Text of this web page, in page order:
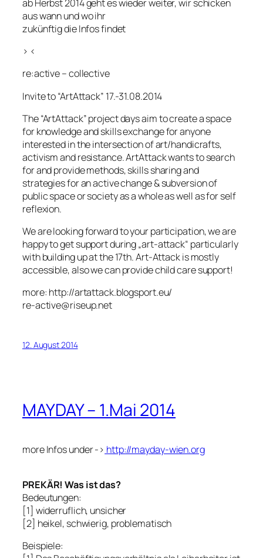
ab Herbst 2014 geht es wieder weiter, wir schicken
aus wann und wo ihr
zukünftig die Infos findet
> <
re:active – collective
Invite to “ArtAttack” 17.-31.08.2014
The “ArtAttack” project days aim to create a space
for knowledge and skills exchange for anyone
interested in the intersection of art/handicrafts,
activism and resistance. ArtAttack wants to search
for and provide methods, skills sharing and
strategies for an active change & subversion of
public space or society as a whole as well as for self
reflexion.
We are looking forward to your participation, we are
happy to get support during „art-attack“ particularly
with building up at the 17th. Art-Attack is mostly
accessible, also we can provide child care support!
more: http://artattack.blogsport.eu/
re-active@riseup.net
12. August 2014
MAYDAY – 1.Mai 2014
more Infos under -> http://mayday-wien.org
PREKÄR! Was ist das?
Bedeutungen:
[1] widerruflich, unsicher
[2] heikel, schwierig, problematisch
Beispiele: